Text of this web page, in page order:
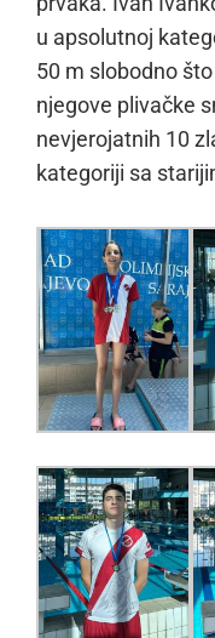
u apsolutnoj
50 m slobodno
njegove plivačke
nevjerojatnih 10
kategoriji sa